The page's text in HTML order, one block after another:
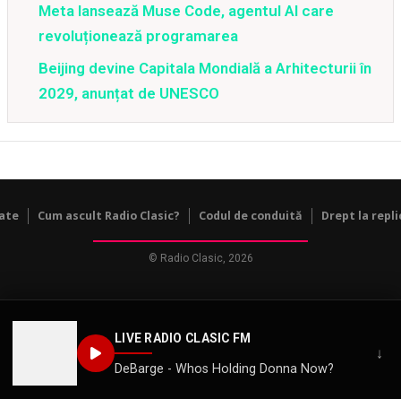
LIVE RADIO CLASIC FM
DeBarge - Whos Holding Donna Now?
↓
Meta lansează Muse Code, agentul AI care
revoluționează programarea
Beijing devine Capitala Mondială a Arhitecturii în
2029, anunțat de UNESCO
Cum ascult Radio Clasic? Codul de conduită Drept la
© Radio Clasic, 2026